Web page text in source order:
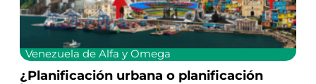
Venezuela de Alfa y Omega
¿Planificación urbana o planificación